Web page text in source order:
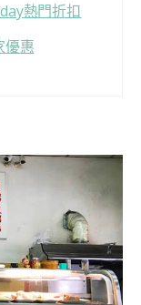
熱門折扣
優惠